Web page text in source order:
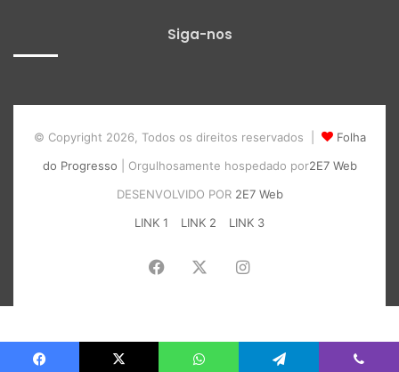
Siga-nos
© Copyright 2026, Todos os direitos reservados |
Folha
do Progresso | Orgulhosamente hospedado por2E7 Web
DESENVOLVIDO POR 2E7 Web
LINK 1
LINK 2 LINK 3
Facebook Instagram